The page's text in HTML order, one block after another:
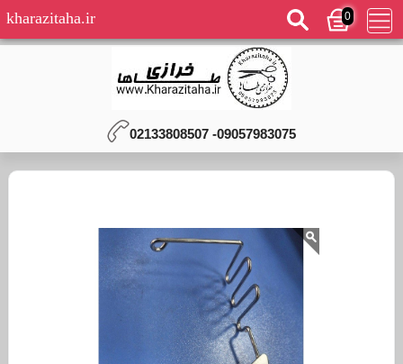
0
kharazitaha.ir
09057983075- 02133808507